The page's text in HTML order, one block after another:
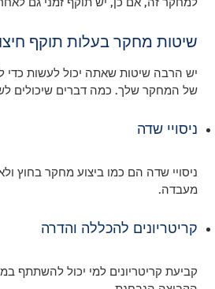
שיטות מחקר בעלות תוקף
יש הרבה שיטות שאתה יכול לעשות כדי
של המחקר שלך. כמה דברים שיכולים
ניסויי שדה
ניסויי שדה הם כמו ביצוע מחקר בחוץ
מעבדה.
קריטריונים להכללה והדרה
קביעת קריטריונים למי יכול להשתתף